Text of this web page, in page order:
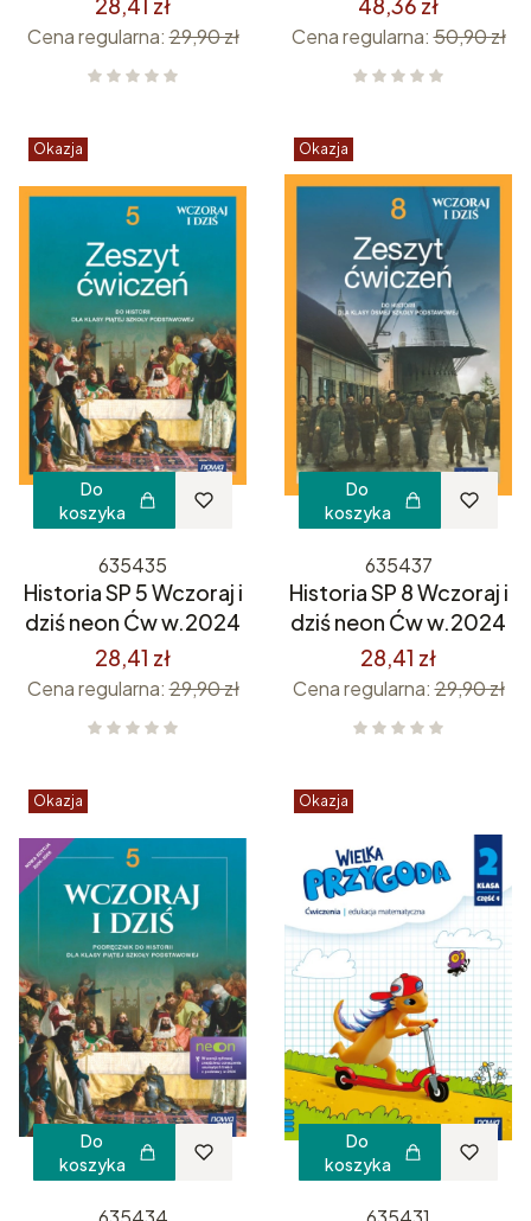
Cena regularna: 29,90 zł Cena regularna: 50,90 zł
Okazja
Do
koszyka
635435
Historia SP 5 Wczoraj i
dziś neon Ćw w.2024
28,41 zł
Cena regularna: 29,90 zł
Okazja
Do
koszyka
635437
Historia SP 8 Wczoraj i
dziś neon Ćw w.2024
28,41 zł
Cena regularna: 29,90 zł
Okazja
Do
koszyka
Okazja
Do
koszyka